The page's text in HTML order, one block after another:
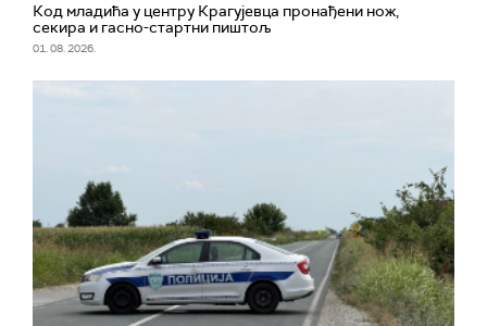
Код младића у центру Крагујевца пронађени нож,
секира и гасно-стартни пиштољ
01. 08. 2026.